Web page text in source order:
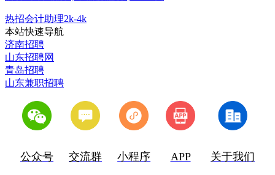
热招会计助理2k-4k
本站快速导航
济南招聘
山东招聘网
青岛招聘
山东兼职招聘
公众号 交流群 小程序 APP 关于我们